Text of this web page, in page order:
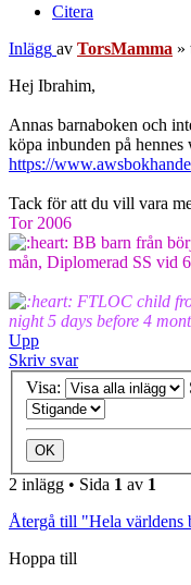
Citera
Inlägg av TorsMamma »
Hej Ibrahim,
Annas barnaboken och
köpa inbunden på
https://
Tack för att du vill vara
Tor 2006
BB barn från
mån, Diplomerad SS vid
FTLOC child
night 5 days before 4
Upp
Skriv svar
Visa:
2 inlägg • Sida 1 av 1
Återgå till "Hela världens
Hoppa till